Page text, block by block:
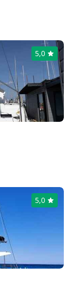
5,0
5,0